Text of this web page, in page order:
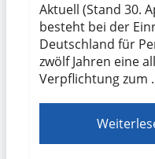
Aktuell (Stand 30.
besteht bei der
Deutschland für
zwölf Jahren eine
Verpflichtung zum